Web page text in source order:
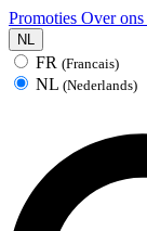
Promoties Over ons
NL
FR (Francais)
NL (Nederlands)